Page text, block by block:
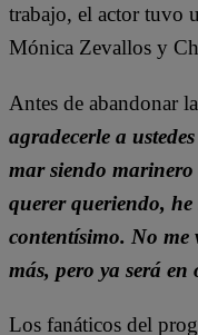
trabajo, el actor tuvo
Mónica Zevallos y
Antes de abandonar
agradecerle a
mar siendo marinero
querer queriendo,
contentísimo. No me
más, pero ya será
Los fanáticos del